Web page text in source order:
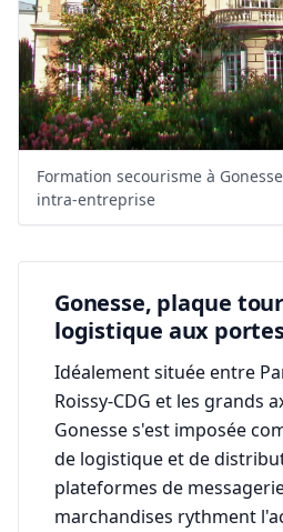
Formation secourisme à
intra-entreprise
Gonesse, plaque
logistique aux portes
Idéalement située entre
Roissy-CDG et les grands
Gonesse s'est imposée
de logistique et de
plateformes de
marchandises rythment